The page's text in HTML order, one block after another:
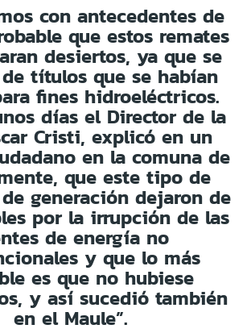
con antecedentes de
que estos remates
desiertos, ya que se
títulos que se habían
fines hidroeléctricos.
días el Director de la
Cristi, explicó en un
en la comuna de
que este tipo de
generación dejaron de
por la irrupción de las
de energía no
y que lo más
es que no hubiese
y así sucedió también
en el Maule”.